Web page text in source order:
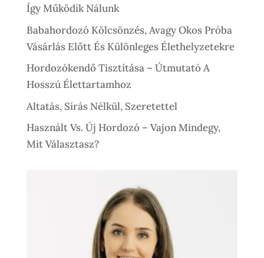
Így Működik Nálunk
Babahordozó Kölcsönzés, Avagy Okos Próba
Vásárlás Előtt És Különleges Élethelyzetekre
Hordozókendő Tisztítása – Útmutató A
Hosszú Élettartamhoz
Altatás, Sírás Nélkül, Szeretettel
Használt Vs. Új Hordozó – Vajon Mindegy,
Mit Választasz?